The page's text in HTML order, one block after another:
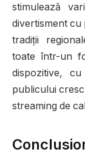
stimulează
divertisment cu
tradiții
toate într-un
dispozitive,
publicului
streaming de